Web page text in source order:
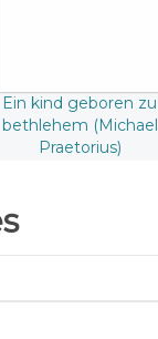
Ein kind geboren zu
bethlehem (Michael
Praetorius)